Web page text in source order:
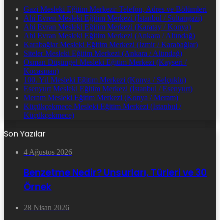
Gazi Mesleki Eğitim Merkezi: Telefon, Adres ve Bölümleri
Ahi Evren Mesleki Eğitim Merkezi (İstanbul / Sultangazi)
Ahi Evran Mesleki Eğitim Merkezi (Karatay / Konya)
Ahi Evran Mesleki Eğitim Merkezi (Ankara / Altındağ)
Karabağlar Mesleki Eğitim Merkezi (İzmir / Karabağlar)
Siteler Mesleki Eğitim Merkezi (Ankara / Altındağ)
Osman Düşüngel Mesleki Eğitim Merkezi (Kayseri /
Kocasinan)
100. Yıl Mesleki Eğitim Merkezi (Konya / Selçuklu)
Esenyurt Mesleki Eğitim Merkezi (İstanbul / Esenyurt)
Meram Mesleki Eğitim Merkezi (Konya / Meram)
Küçükçekmece Mesleki Eğitim Merkezi (İstanbul /
Küçükçekmece)
Son Yazılar
4 Ağustos 2026
Benzetme Nedir? Unsurları, Türleri ve 30
Örnek
28 Nisan 2026